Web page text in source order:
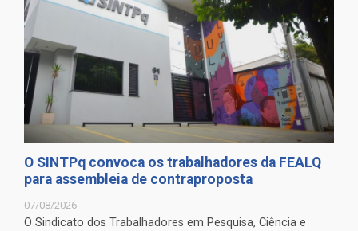
O SINTPq convoca os trabalhadores da FEALQ
para assembleia de contraproposta
07/08/2026
O Sindicato dos Trabalhadores em Pesquisa, Ciência e